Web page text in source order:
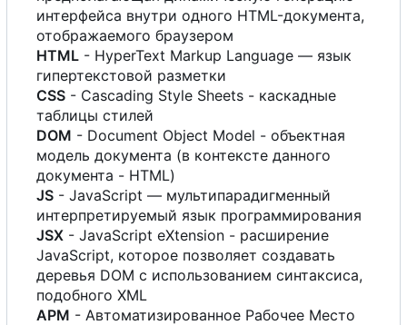
интерфейса внутри одного HTML-документа,
отображаемого браузером
HTML - HyperText Markup Language — язык
гипертекстовой разметки
CSS - Cascading Style Sheets - каскадные
таблицы стилей
DOM - Document Object Model - объектная
модель документа (в контексте данного
документа - HTML)
JS - JavaScript — мультипарадигменный
интерпретируемый язык программирования
JSX - JavaScript eXtension - расширение
JavaScript, которое позволяет создавать
деревья DOM с использованием синтаксиса,
подобного XML
АРМ - Автоматизированное Рабочее Место